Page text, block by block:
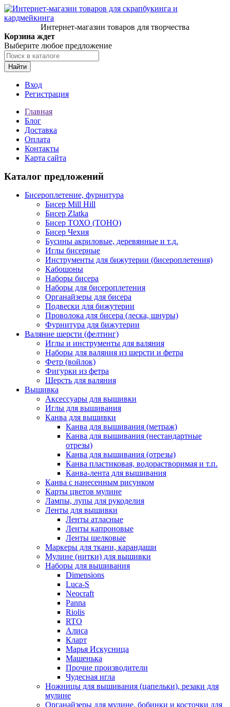
Интернет-магазин товаров для творчества
Корзина ждет
Выберите любое предложение
Найти
Вход
Регистрация
Главная
Блог
Доставка
Оплата
Контакты
Карта сайта
Каталог предложений
Бисероплетение, фурнитура
Бисер Mill Hill
Бисер Zlatka
Бисер ТОХО (TOHO)
Бисер Чехия
Бусины акриловые, деревянные и т.д.
Иглы бисерные
Инструменты для бижутерии (бисероплетения)
Кабошоны
Наборы бисера
Наборы для бисероплетения
Органайзеры для бисера
Подвески для бижутерии
Проволока для бисера (леска, шнуры)
Фурнитура для бижутерии
Валяние шерсти (фелтинг)
Иглы и инструменты для валяния
Наборы для валяния из шерсти и фетра
Фетр (войлок)
Фигурки из фетра
Шерсть для валяния
Вышивка
Аксессуары для вышивки
Иглы для вышивания
Канва для вышивки
Канва для вышивания (метраж)
Канва для вышивания (нестандартные
отрезы)
Канва для вышивания (отрезы)
Канва пластиковая, водорастворимая и т.п.
Канва-лента для вышивания
Канва с нанесенным рисунком
Карты цветов мулине
Лампы, лупы для рукоделия
Ленты для вышивки
Ленты атласные
Ленты капроновые
Ленты шелковые
Маркеры для ткани, карандаши
Мулине (нитки) для вышивки
Наборы для вышивания
Dimensions
Luca-S
Neocraft
Panna
Riolis
RTO
Алиса
Кларт
Марья Искусница
Машенька
Прочие производители
Чудесная игла
Ножницы для вышивания (цапельки), резаки для
мулине
Органайзеры для мулине, бобинки и косточки для